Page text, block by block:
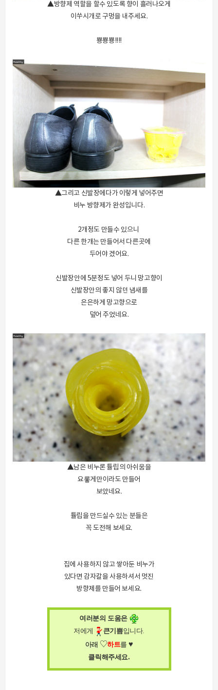
▲방향제 역할을 할수 있도록 향이 흘러나오게
이쑤시개로 구멍을 내주세요.
뿅뿅뿅!!!!
▲그리고 신발장에다가 이렇게 넣어주면
비누 방향제가 완성입니다.
2개정도 만들수 있으니
다른 한개는 만들어서 다른곳에
두어야 겠어요.
신발장안에 5분정도 넣어 두니 망고향이
신발장안의 좋지 않던 냄새를
은은하게 망고향으로
덮어 주었네요.
▲남은 비누론 튤립의 아쉬움을
요롷게만이라도 만들어
보았네요.
튤립을 만드실수 있는 분들은
꼭 도전해 보세요.
집에 사용하지 않고 쌓아둔 비누가
있다면 감자칼을 사용하셔서 멋진
방향제를 만들어 보세요.
여러분의 도움은
저에게
큰기쁨입니다.
아래 ♡하트를 ♥
클릭해주세요.